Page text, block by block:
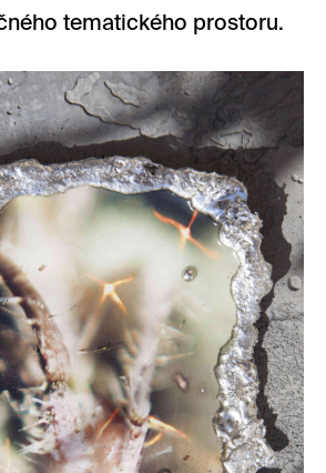
tematického prostoru.